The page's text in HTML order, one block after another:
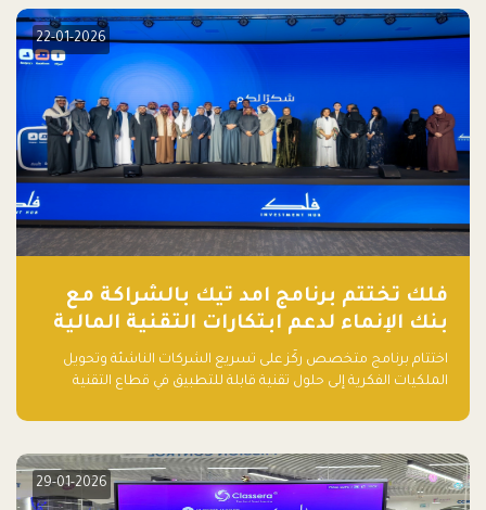
22-01-2026
فلك تختتم برنامج امد تيك بالشراكة مع
بنك الإنماء لدعم ابتكارات التقنية المالية
اختتام برنامج متخصص ركّز على تسريع الشركات الناشئة وتحويل
الملكيات الفكرية إلى حلول تقنية قابلة للتطبيق في قطاع التقنية
29-01-2026